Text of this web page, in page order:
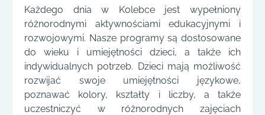
Każdego dnia w Kolebce jest wypełniony
różnorodnymi aktywnościami edukacyjnymi i
rozwojowymi. Nasze programy są dostosowane
do wieku i umiejętności dzieci, a także ich
indywidualnych potrzeb. Dzieci mają możliwość
rozwijać swoje umiejętności językowe,
poznawać kolory, kształty i liczby, a także
uczestniczyć w różnorodnych zajęciach